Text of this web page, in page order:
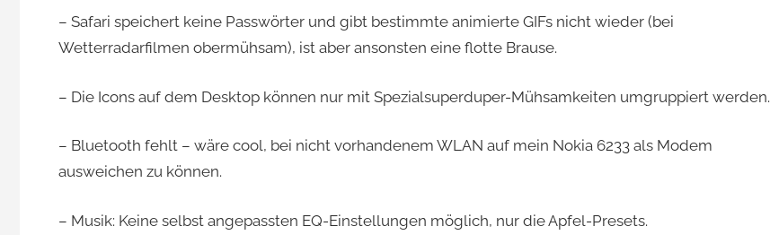
– Safari speichert keine Passwörter und gibt bestimmte animierte GIFs nicht wieder (bei
Wetterradarfilmen obermühsam), ist aber ansonsten eine flotte Brause.
– Die Icons auf dem Desktop können nur mit Spezialsuperduper-Mühsamkeiten umgruppiert werden.
– Bluetooth fehlt – wäre cool, bei nicht vorhandenem WLAN auf mein Nokia 6233 als Modem
ausweichen zu können.
– Musik: Keine selbst angepassten EQ-Einstellungen möglich, nur die Apfel-Presets.